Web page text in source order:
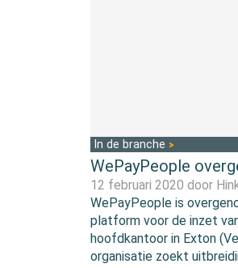
In de branche
WePayPeople
12 februari 2020 door
WePayPeople is
platform voor de inzet
hoofdkantoor in Exton
organisatie zoekt